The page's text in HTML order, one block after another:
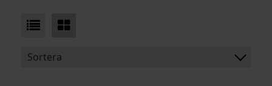
Sortera